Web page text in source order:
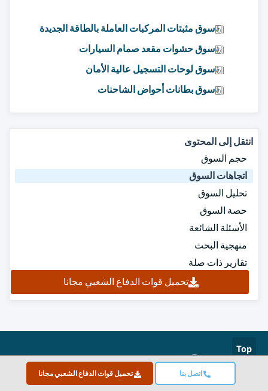
اتصل بنا تحميل قوات الدفاع الشعبي مجانا
سوق مثبتات المركبات العاملة بالطاقة الجديدة
سوق حشوات مقعد صمام السيارات
سوق لوحات التسجيل عالية الأمان
سوق بطانات أحواض الشاحنات
انتقل إلى المحتوى
حجم السوق
اتجاهات السوق
تحليل السوق
حصة السوق
الأسئلة الشائعة
منهجية البحث
تقارير ذات صلة
تحميل قوات الدفاع الشعبي مجانا
Top
معتمد بشهادة ISO